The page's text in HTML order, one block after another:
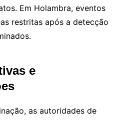
Em Holambra, eventos
restritas após a detecção
e
as autoridades de